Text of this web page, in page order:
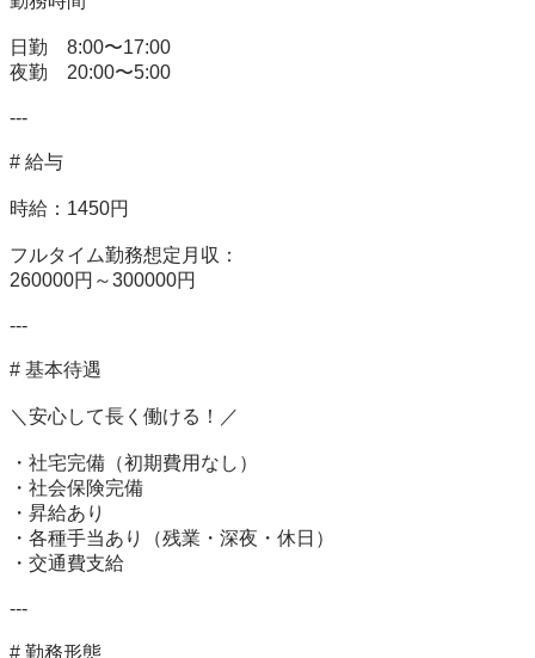
日勤　8:00〜17:00
夜勤　20:00〜5:00
---
# 給与
時給：1450円
フルタイム勤務想定月収：
260000円～300000円
---
# 基本待遇
＼安心して長く働ける！／
・社宅完備（初期費用なし）
・社会保険完備
・昇給あり
・各種手当あり（残業・深夜・休日）
・交通費支給
---
# 勤務形態